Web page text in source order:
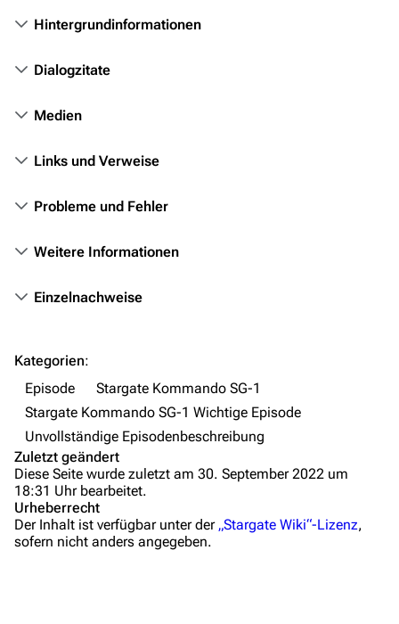
Völker
Objekte
Hilfe
FAQ
Wiki-Diskussion
Anfragen
Administrations-Übersicht
Löschantrag
Vandalismus melden
Hintergrundinformationen
Dialogzitate
Medien
Links und Verweise
Probleme und Fehler
Weitere Informationen
Einzelnachweise
Kategorien:
Episode
Stargate Kommando SG-1
Stargate Kommando SG-1 Wichtige Episode
Unvollständige Episodenbeschreibung
Zuletzt geändert
Diese Seite wurde zuletzt am 30. September 2022 um
18:31 Uhr bearbeitet.
Urheberrecht
Der Inhalt ist verfügbar unter der „Stargate Wiki“-Lizenz,
sofern nicht anders angegeben.